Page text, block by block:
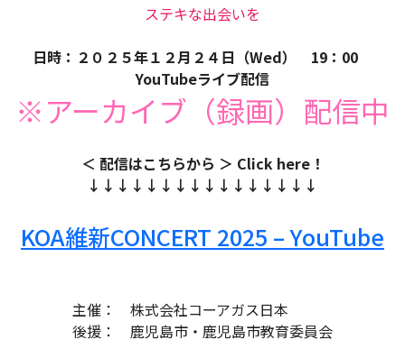
ステキな出会いを
日時：２０２５年１２月２４日（Wed） 19：00
YouTubeライブ配信
※アーカイブ（録画）配信中
＜ 配信はこちらから ＞ Click here！
↓↓↓↓↓↓↓↓↓↓↓↓↓↓↓↓
KOA維新CONCERT 2025 – YouTube
主催： 株式会社コーアガス日本
後援： 鹿児島市・鹿児島市教育委員会